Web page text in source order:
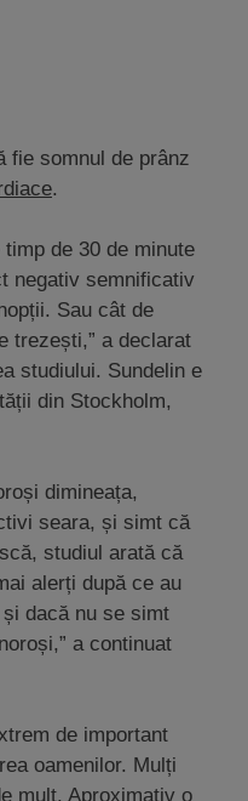
fie somnul de prânz
.
de 30 de minute
negativ semnificativ
Sau cât de
trezești,” a declarat
studiului. Sundelin e
din Stockholm,
dimineața,
seara, și simt că
studiul arată că
alerți după ce au
dacă nu se simt
a continuat
de important
oamenilor. Mulți
mult. Aproximativ o